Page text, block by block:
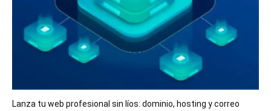
Lanza tu web profesional sin líos: dominio, hosting y correo